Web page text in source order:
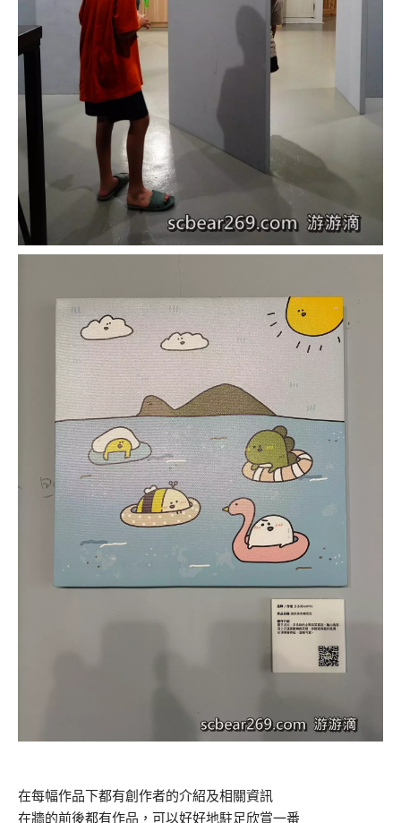
在每幅作品下都有創作者的介紹及相關資訊
在牆的前後都有作品，可以好好地駐足欣賞一番